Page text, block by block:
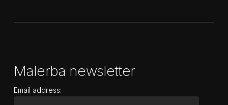
Malerba newsletter
Email address: